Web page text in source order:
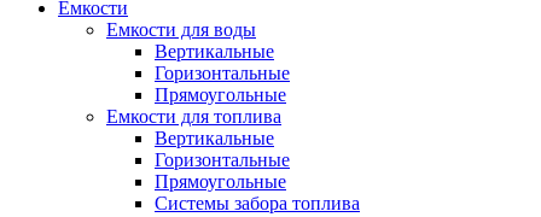
Емкости
Емкости для воды
Вертикальные
Горизонтальные
Прямоугольные
Емкости для топлива
Вертикальные
Горизонтальные
Прямоугольные
Системы забора топлива